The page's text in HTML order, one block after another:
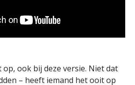
ook bij deze versie. Niet dat
– heeft iemand het ooit op